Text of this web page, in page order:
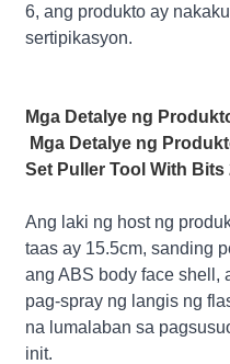
6, ang produkto ay
sertipikasyon.
Mga Detalye ng
Mga Detalye ng
Set Puller Tool With Bits
Ang laki ng host ng
taas ay 15.5cm, sanding
ang ABS body face shell,
pag-spray ng langis ng
na lumalaban sa
init.